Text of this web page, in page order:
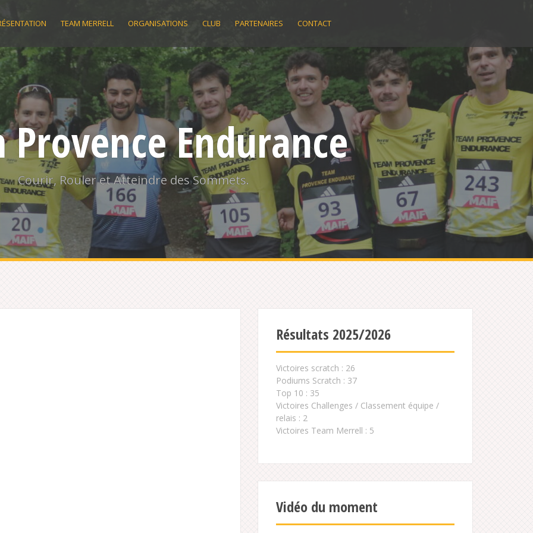
TEAM MERRELL ORGANISATIONS CLUB PARTENAIRES CONTACT
Provence Endurance
Courir, Rouler et Atteindre des Sommets.
Résultats 2025/2026
Victoires scratch : 26
Podiums Scratch : 37
Top 10 : 35
Victoires Challenges / Classement équipe /
relais : 2
Victoires Team Merrell : 5
Vidéo du moment